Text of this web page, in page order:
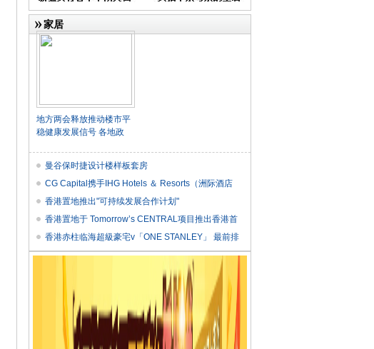
家居
地方两会释放推动楼市平
稳健康发展信号 各地政
曼谷保时捷设计楼样板套房
CG Capital携手IHG Hotels ＆ Resorts（洲际酒店
香港置地推出"可持续发展合作计划"
香港置地于 Tomorrow’s CENTRAL项目推出香港首
个 香港赤柱临海超級豪宅v「ONE STANLEY」 最前排
★